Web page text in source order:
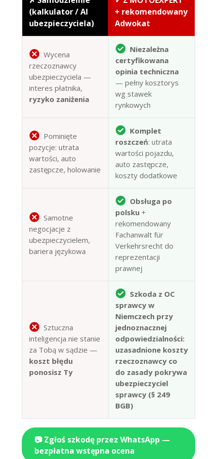
(kalkulator / AI
ubezpieczyciela)
+ rekomendowany
Adwokat
Wycena
rzeczoznawcy
ubezpieczyciela —
interes płatnika,
ryzyko zaniżenia
Niezależna
certyfikowana
opinia techniczna
— pełny kosztorys
wg stawek
rynkowych
Pominięte
pozycje: utrata
wartości, auto
zastępcze, holowanie
Komplet
roszczeń: utrata
wartości pojazdu,
auto zastępcze,
koszty dodatkowe
Samotne
negocjacje z
ubezpieczycielem,
bariera językowa
Obsługa po
polsku+
rekomendowany
Fachanwalt für
Verkehrsrecht do
reprezentacji
prawnej
Sztuczna
inteligencja nie stanie
za Tobą w sądzie —
koszt błędu
ponosisz Ty
Szkoda z OC
sprawcy w
Niemczech przy
jednoznacznej
odpowiedzialności:
uzasadnione koszty
rzeczoznawcy co
do zasady pokrywa
ubezpieczyciel
sprawcy (§ 249
BGB)
📷 Zgłoś szkodę przez WhatsApp —
bezpłatna wstępna ocena